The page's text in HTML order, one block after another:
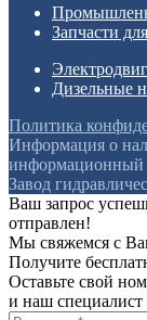
Запчасти
Дизельные
Политика
Информация о
информационный
Завод
Ваш запрос
отправлен!
Мы свяжемся с
Получите
Оставьте свой
и наш специалист